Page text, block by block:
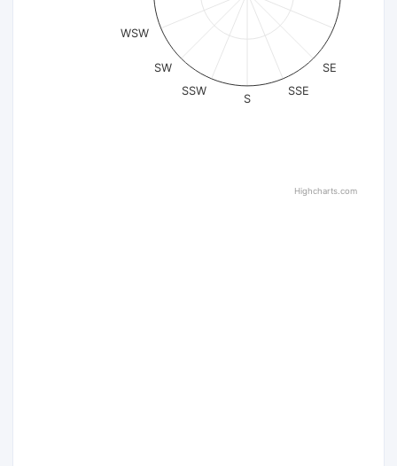
SE
SSE
S
SSW
SW
WSW
Highcharts.com